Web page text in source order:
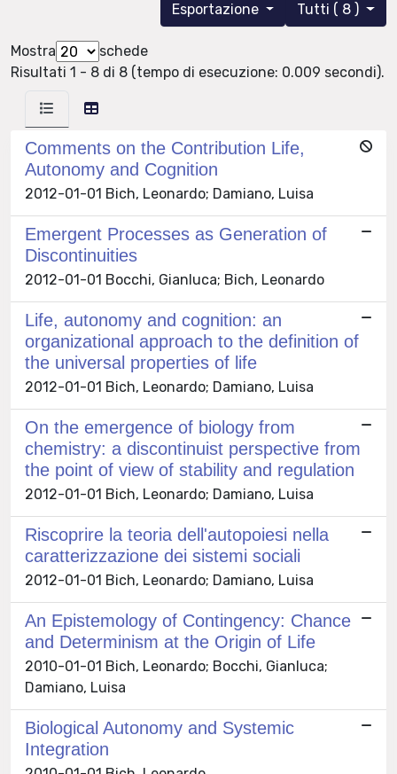
Tutti ( 8 )
Esportazione
Mostra
schede
Risultati 1 - 8 di 8 (tempo di esecuzione: 0.009 secondi).
Comments on the Contribution Life,
Autonomy and Cognition
2012-01-01 Bich, Leonardo; Damiano, Luisa
Emergent Processes as Generation of
Discontinuities
2012-01-01 Bocchi, Gianluca; Bich, Leonardo
Life, autonomy and cognition: an
organizational approach to the definition of
the universal properties of life
2012-01-01 Bich, Leonardo; Damiano, Luisa
On the emergence of biology from
chemistry: a discontinuist perspective from
the point of view of stability and regulation
2012-01-01 Bich, Leonardo; Damiano, Luisa
Riscoprire la teoria dell'autopoiesi nella
caratterizzazione dei sistemi sociali
2012-01-01 Bich, Leonardo; Damiano, Luisa
An Epistemology of Contingency: Chance
and Determinism at the Origin of Life
2010-01-01 Bich, Leonardo; Bocchi, Gianluca;
Damiano, Luisa
Biological Autonomy and Systemic
Integration